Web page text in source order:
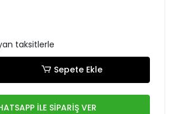
taksitlerle
Sepete Ekle
İLE SİPARİŞ VER